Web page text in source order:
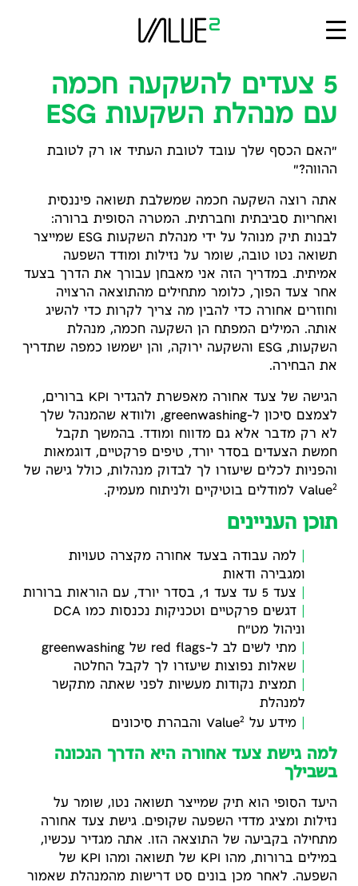
content
5 צעדים להשקעה חכמה
עם מנהלת השקעות ESG
"האם הכסף שלך עובד לטובת העתיד או רק לטובת
ההווה?"
אתה רוצה השקעה חכמה שמשלבת תשואה פיננסית
ואחריות סביבתית וחברתית. המטרה הסופית ברורה:
לבנות תיק מנוהל על ידי מנהלת השקעות ESG שמייצר
תשואה נטו טובה, שומר על נזילות ומודד השפעה
אמיתית. במדריך הזה אני מאבחן עבורך את הדרך בצעד
אחר צעד הפוך, כלומר מתחילים מהתוצאה הרצויה
וחוזרים אחורה כדי להבין מה צריך לקרות כדי להשיג
אותה. המילים המפתח הן השקעה חכמה, מנהלת
השקעות, ESG והשקעה ירוקה, והן ישמשו כמפה שתדריך
את הבחירה.
הגישה של צעד אחורה מאפשרת להגדיר KPI ברורים,
לצמצם סיכון ל-greenwashing, ולוודא שהמנהל שלך
לא רק מדבר אלא גם מדווח ומודד. בהמשך תקבל
חמשת הצעדים בסדר יורד, טיפים פרקטיים, דוגמאות
והפניות לכלים שיעזרו לך לבדוק מנהלות, כולל גישה של
Value2 למודלים בוטיקיים ולניתוח מעמיק.
תוכן העניינים
למה עבודה בצעד אחורה מקצרה טעויות
ומגבירה ודאות
צעד 5 עד צעד 1, בסדר יורד, עם הוראות ברורות
דגשים פרקטיים וטכניקות נכנסות כמו DCA
וניהול מט"ח
מתי לשים לב ל-red flags של greenwashing
שאלות נפוצות שיעזרו לך לקבל החלטה
תמצית נקודות מעשיות לפני שאתה מתקשר
למנהלת
מידע על Value 2 והבהרת סיכונים
למה גישת צעד אחורה היא הדרך הנכונה
בשבילך
היעד הסופי הוא תיק שמייצר תשואה נטו, שומר על
נזילות ומציג מדדי השפעה שקופים. גישת צעד אחורה
מתחילה בקביעה של התוצאה הזו. אתה מגדיר עכשיו,
במילים ברורות, מהו KPI של תשואה ומהו KPI של
השפעה. לאחר מכן בונים סט דרישות מהמנהלת שאמור